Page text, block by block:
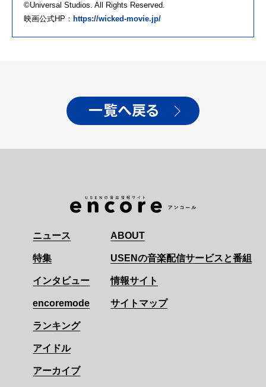
©Universal Studios. All Rights Reserved.
映画公式HP： https://wicked-movie.jp/
一覧へ戻る
ニュース
特集
インタビュー
encoremode
ランキング
アイドル
アーカイブ
ABOUT
USENの音楽配信サービスと番組
情報サイト
サイトマップ